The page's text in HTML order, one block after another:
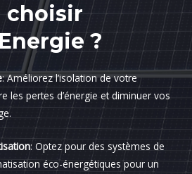
choisir
?
: Améliorez l’isolation de votre
les pertes d’énergie et diminuer vos
: Optez pour des systèmes de
éco-énergétiques pour un